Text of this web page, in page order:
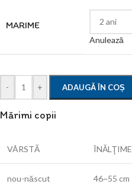
MARIME
Anulează
- + ADAUGĂ ÎN COȘ
Mărimi copii
VÂRSTĂ ÎNĂLŢIME
nou-născut 46~55 cm